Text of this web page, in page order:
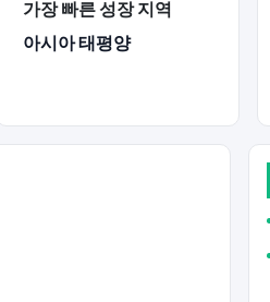
가장 빠른 성장 지역
아시아 태평양